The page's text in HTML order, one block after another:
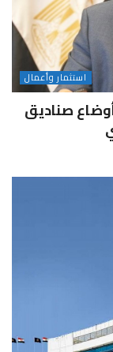
استثمار وأعمال
أوضاع صناديق